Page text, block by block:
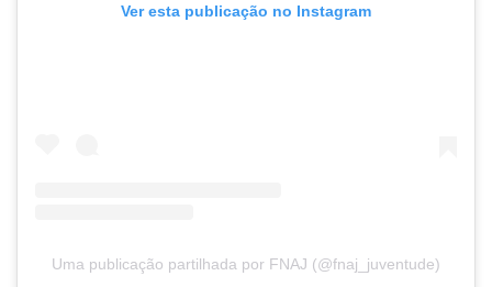
Ver esta publicação no Instagram
Uma publicação partilhada por FNAJ (@fnaj_juventude)